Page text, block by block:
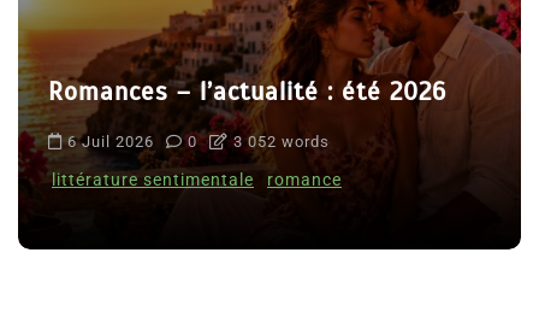
Romances – l’actualité : été 2026
6 Juil 2026 0 3 052 words
littérature sentimentale romance